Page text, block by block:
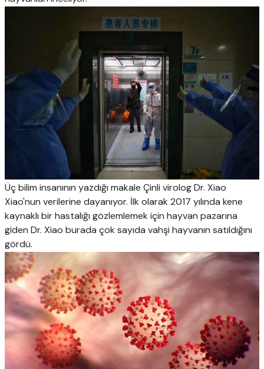
Üç bilim insanının yazdığı makale Çinli virolog Dr. Xiao
Xiao'nun verilerine dayanıyor. İlk olarak 2017 yılında kene
kaynaklı bir hastalığı gözlemlemek için hayvan pazarına
giden Dr. Xiao burada çok sayıda vahşi hayvanın satıldığını
gördü.